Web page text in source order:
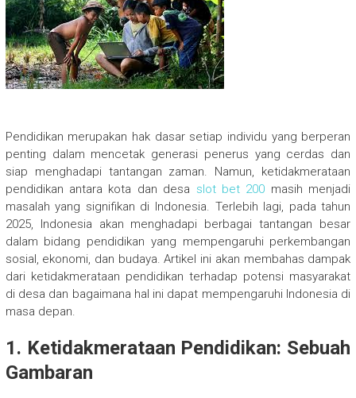
Pendidikan merupakan hak dasar setiap individu yang berperan
penting dalam mencetak generasi penerus yang cerdas dan
siap menghadapi tantangan zaman. Namun, ketidakmerataan
pendidikan antara kota dan desa slot bet 200 masih menjadi
masalah yang signifikan di Indonesia. Terlebih lagi, pada tahun
2025, Indonesia akan menghadapi berbagai tantangan besar
dalam bidang pendidikan yang mempengaruhi perkembangan
sosial, ekonomi, dan budaya. Artikel ini akan membahas dampak
dari ketidakmerataan pendidikan terhadap potensi masyarakat
di desa dan bagaimana hal ini dapat mempengaruhi Indonesia di
masa depan.
1. Ketidakmerataan Pendidikan: Sebuah
Gambaran